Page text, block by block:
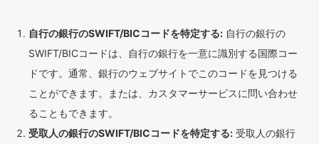
自行の銀行のSWIFT/BICコードを特定する: 自行の銀行の
SWIFT/BICコードは、自行の銀行を一意に識別する国際コー
ドです。通常、銀行のウェブサイトでこのコードを見つける
ことができます。または、カスタマーサービスに問い合わせ
ることもできます。
受取人の銀行のSWIFT/BICコードを特定する: 受取人の銀行